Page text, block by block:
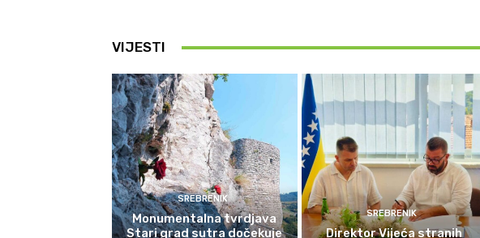
VIJESTI
SREBRENIK
Monumentalna tvrdjava
Stari grad sutra dočekuje
SREBRENIK
Direktor Vijeća stranih